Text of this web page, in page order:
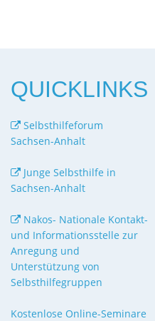
QUICKLINKS
Selbsthilfeforum
Sachsen-Anhalt
Junge Selbsthilfe in
Sachsen-Anhalt
Nakos- Nationale Kontakt-
und Informationsstelle zur
Anregung und
Unterstützung von
Selbsthilfegruppen
Kostenlose Online-Seminare